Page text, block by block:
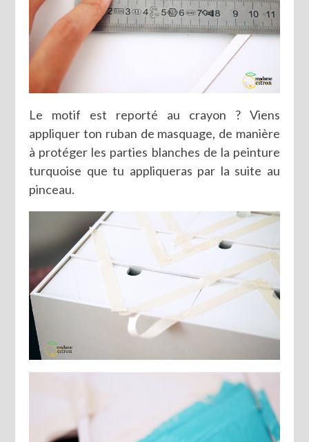
Le motif est reporté au crayon ? Viens
appliquer ton ruban de masquage, de manière
à protéger les parties blanches de la peinture
turquoise que tu appliqueras par la suite au
pinceau.